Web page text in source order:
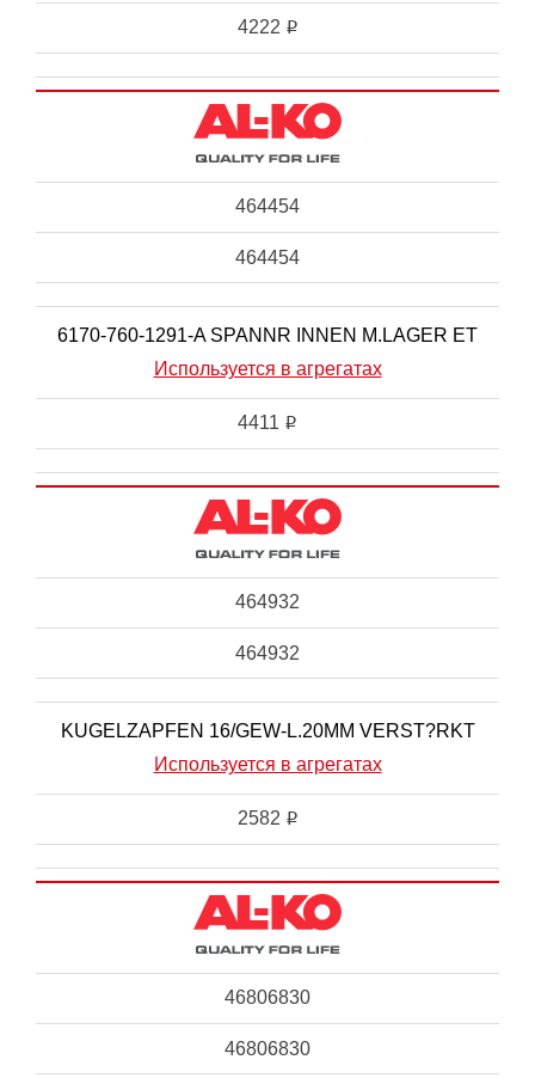
4222 i
464454
464454
6170-760-1291-A SPANNR INNEN M.LAGER ET
Используется в агрегатах
4411 i
464932
464932
KUGELZAPFEN 16/GEW-L.20MM VERST?RKT
Используется в агрегатах
2582 i
46806830
46806830